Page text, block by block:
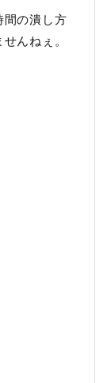
間の潰し方
んねぇ。